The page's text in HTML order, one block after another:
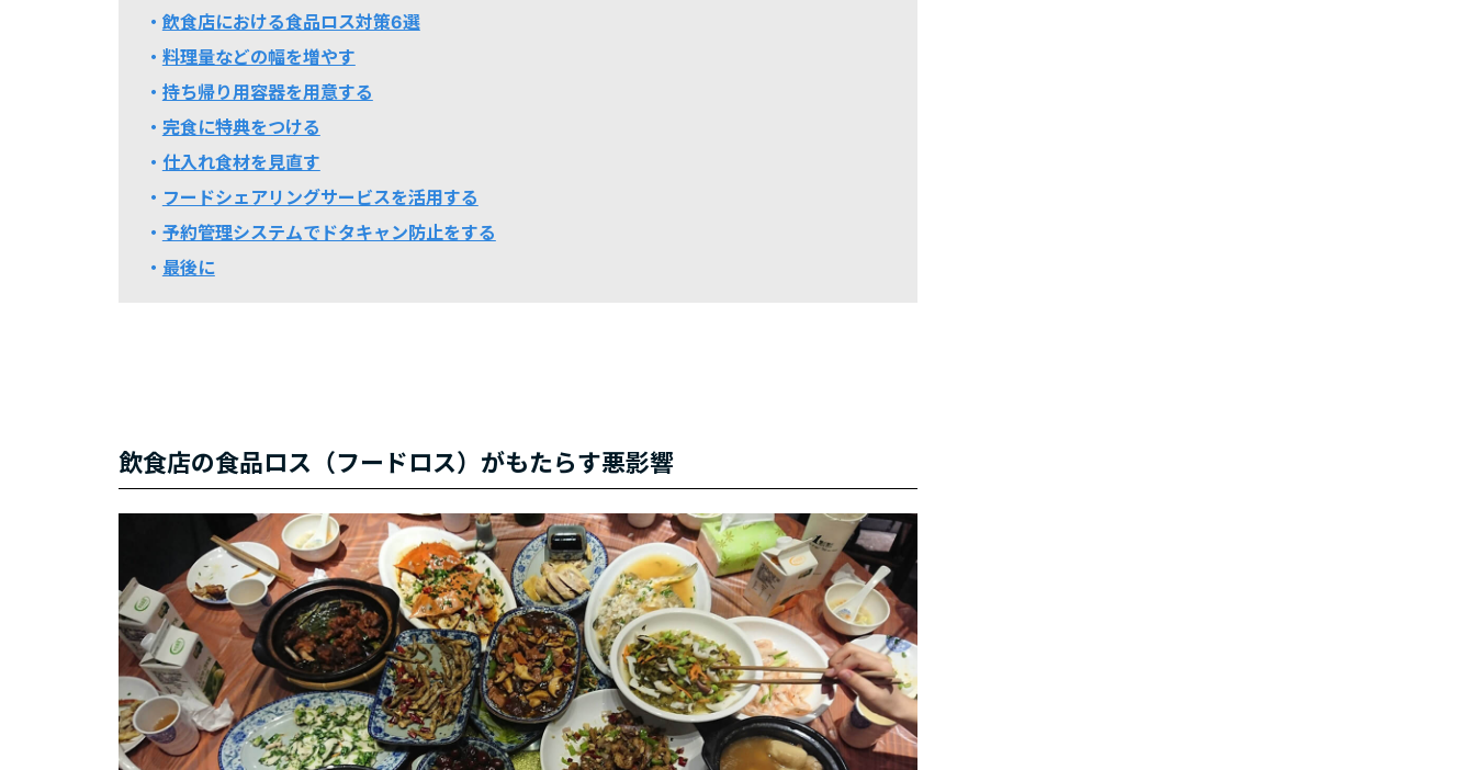
飲食店における食品ロス対策6選
料理量などの幅を増やす
持ち帰り用容器を用意する
完食に特典をつける
仕入れ食材を見直す
フードシェアリングサービスを活用する
予約管理システムでドタキャン防止をする
最後に
飲食店の食品ロス（フードロス）がもたらす悪影響